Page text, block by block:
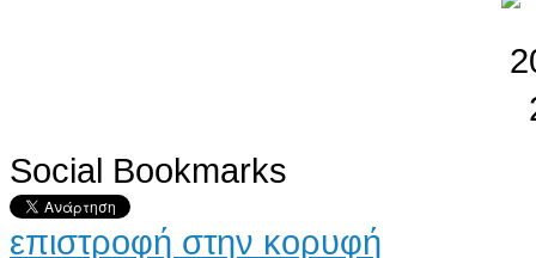
Social Bookmarks
επιστροφή στην κορυφή